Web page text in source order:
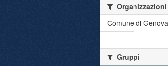
Organizzazioni
Comune di
Gruppi